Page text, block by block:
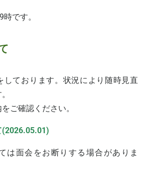
です。
しております。状況により随時見直
ご確認ください。
(2026.05.01)
は面会をお断りする場合がありま